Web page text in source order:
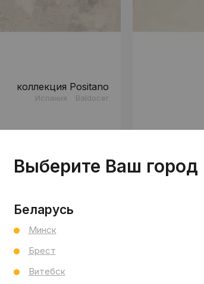
коллекция Positano
Испания Baldocer
Выберите Ваш город
Беларусь
Минск
Брест
Витебск